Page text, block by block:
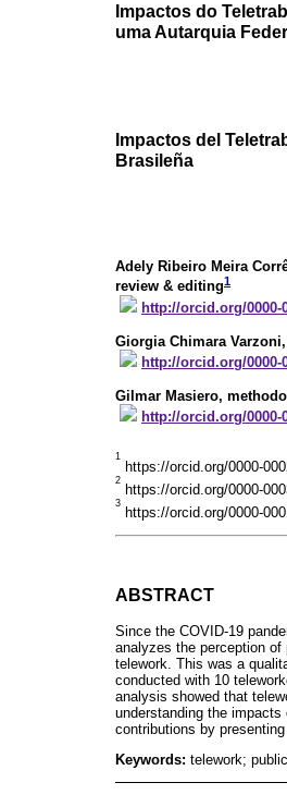
Impactos do
uma Autarquia
Impactos del
Brasileña
Adely Ribeiro Meira
review & editing1
http://orcid.org/0000-
Giorgia Chimara Varzoni
http://orcid.org/0000-
Gilmar Masiero,
http://orcid.org/0000-
1
https://orcid.org/0000-
2
https://orcid.org/0000-
3
https://orcid.org/0000-
ABSTRACT
Since the COVID-19
analyzes the perception
telework. This was a
conducted with 10
analysis showed that
understanding the
contributions by
Keywords: telework;